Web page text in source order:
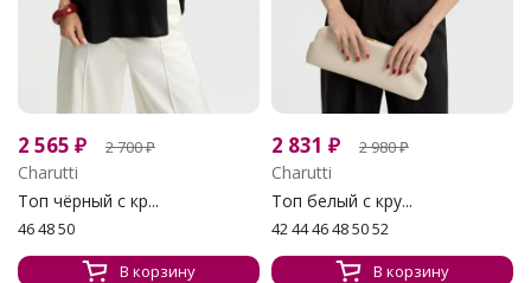
2 565 ₽ 2 700₽
Charutti
Топ чёрный с кр...
46 48 50
В корзину
2 831 ₽ 2 980₽
Charutti
Топ белый с кру...
42 44 46 48 50 52
В корзину